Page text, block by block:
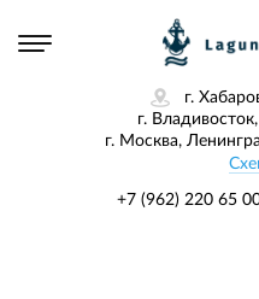
г.
г.
г. Москва,
+7 (962) 220 65